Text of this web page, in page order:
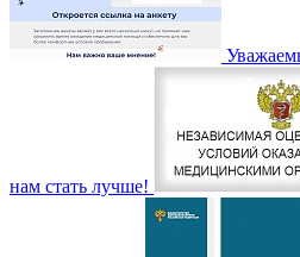
нам стать лучше!